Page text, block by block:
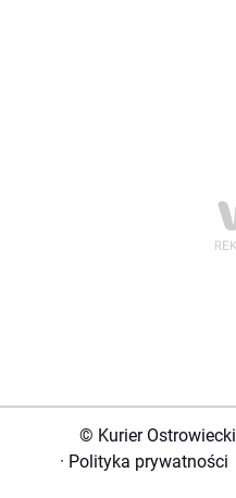
© Kurier Ostrowiecki
· Polityka prywatności